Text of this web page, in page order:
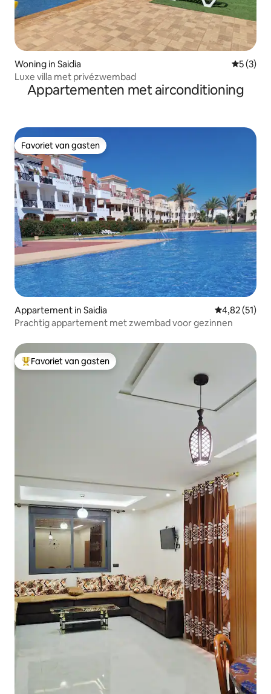
Woning in Saidia
5 (3)
Luxe villa met privézwembad
Appartementen met airconditioning
Favoriet van gasten
Favoriet van gasten
Appartement in Saidia Gemiddelde
4,82 (51)
Prachtig appartement met zwembad voor gezinnen
Topfavoriet van gasten
Favoriet van gasten